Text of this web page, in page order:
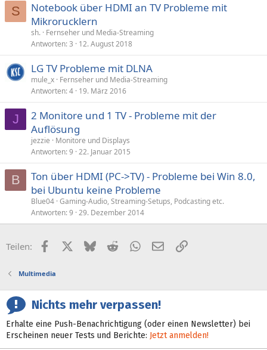
S
Notebook über HDMI an TV Probleme mit
Mikrorucklern
sh. Fernseher und Media-Streaming
Antworten 3 12. August 2018
LG TV Probleme mit DLNA
mule_x Fernseher und Media-Streaming
Antworten 4 19. März 2016
J
2 Monitore und 1 TV - Probleme mit der
Auflösung
jezzie
Monitore und Displays
Antworten 9 22. Januar 2015
B
Ton über HDMI (PC->TV) - Probleme bei Win 8.0,
bei Ubuntu keine Probleme
Blue04 Gaming-Audio, Streaming-Setups, Podcasting etc.
Antworten 9 29. Dezember 2014
Teilen: FacebookX (Twitter)
BlueskyRedditWhatsApp
E-MailLink
Multimedia
Nichts mehr verpassen!
Erhalte eine Push-Benachrichtigung (oder einen Newsletter) bei
Erscheinen neuer Tests und Berichte: Jetzt anmelden!